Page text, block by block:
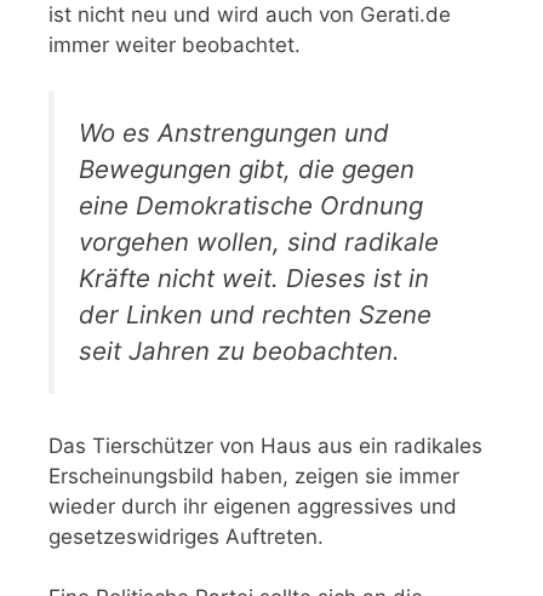
ist nicht neu und wird auch von Gerati.de
immer weiter beobachtet.
Wo es Anstrengungen und
Bewegungen gibt, die gegen
eine Demokratische Ordnung
vorgehen wollen, sind radikale
Kräfte nicht weit. Dieses ist in
der Linken und rechten Szene
seit Jahren zu beobachten.
Das Tierschützer von Haus aus ein radikales
Erscheinungsbild haben, zeigen sie immer
wieder durch ihr eigenen aggressives und
gesetzeswidriges Auftreten.